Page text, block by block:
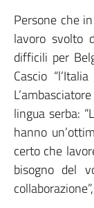
Persone che
lavoro svolto
difficili per
Cascio
lingua serba:
hanno
certo che
bisogno del